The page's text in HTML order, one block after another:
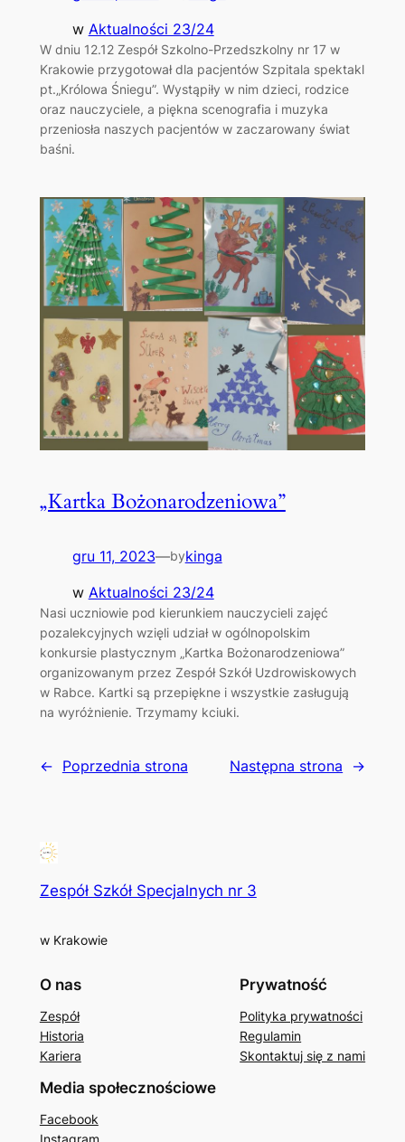
w Aktualności 23/24
W dniu 12.12 Zespół Szkolno-Przedszkolny nr 17 w
Krakowie przygotował dla pacjentów Szpitala spektakl
pt.„Królowa Śniegu”. Wystąpiły w nim dzieci, rodzice
oraz nauczyciele, a piękna scenografia i muzyka
przeniosła naszych pacjentów w zaczarowany świat
baśni.
„Kartka Bożonarodzeniowa”
gru 11, 2023—bykinga
w Aktualności 23/24
Nasi uczniowie pod kierunkiem nauczycieli zajęć
pozalekcyjnych wzięli udział w ogólnopolskim
konkursie plastycznym „Kartka Bożonarodzeniowa”
organizowanym przez Zespół Szkół Uzdrowiskowych
w Rabce. Kartki są przepiękne i wszystkie zasługują
na wyróżnienie. Trzymamy kciuki.
← Poprzednia strona Następna strona →
Zespół Szkół Specjalnych nr 3
w Krakowie
O nas
Zespół
Historia
Kariera
Prywatność
Polityka prywatności
Regulamin
Skontaktuj się z nami
Media społecznościowe
Facebook
Instagram